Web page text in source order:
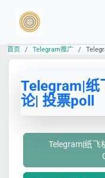
首页 Telegram推广
Telegram|纸
论| 投票poll
Telegram|纸飞